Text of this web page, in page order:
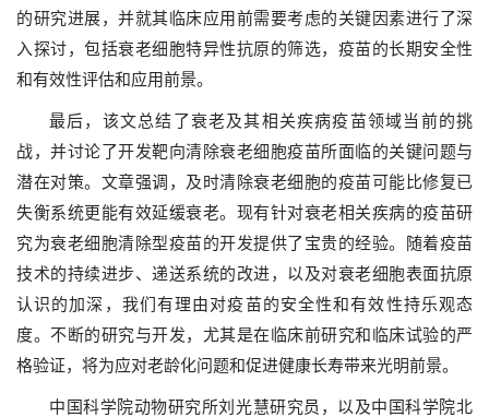
的研究进展，并就其临床应用前需要考虑的关键因素进行了深
入探讨，包括衰老细胞特异性抗原的筛选，疫苗的长期安全性
和有效性评估和应用前景。
最后，该文总结了衰老及其相关疾病疫苗领域当前的挑
战，并讨论了开发靶向清除衰老细胞疫苗所面临的关键问题与
潜在对策。文章强调，及时清除衰老细胞的疫苗可能比修复已
失衡系统更能有效延缓衰老。现有针对衰老相关疾病的疫苗研
究为衰老细胞清除型疫苗的开发提供了宝贵的经验。随着疫苗
技术的持续进步、递送系统的改进，以及对衰老细胞表面抗原
认识的加深，我们有理由对疫苗的安全性和有效性持乐观态
度。不断的研究与开发，尤其是在临床前研究和临床试验的严
格验证，将为应对老龄化问题和促进健康长寿带来光明前景。
中国科学院动物研究所刘光慧研究员，以及中国科学院北